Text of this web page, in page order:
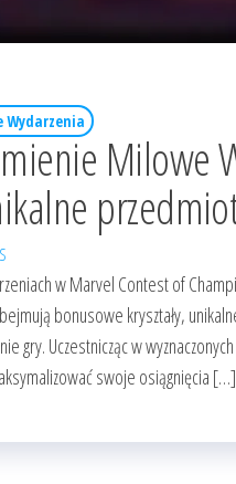
Wydarzenia
Milowe
w Marvel Contest of
bonusowe kryształy,
gry. Uczestnicząc w
swoje osiągnięcia […]